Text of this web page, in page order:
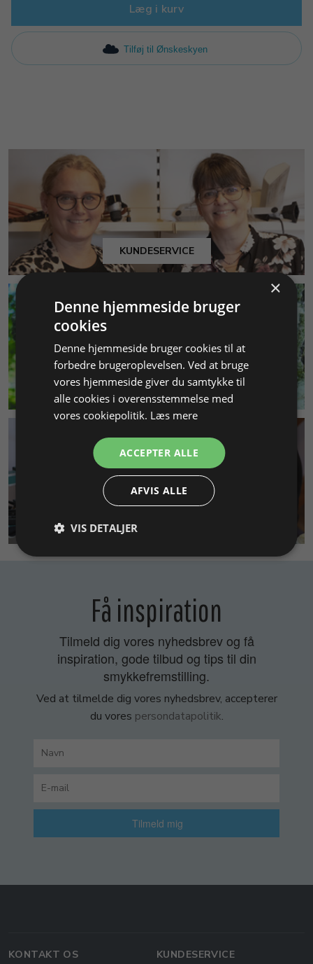
Læg i kurv
Tilføj til Ønskeskyen
KUNDESERVICE
MILJØ & BÆREDYGTIGHED
Få inspiration
Tilmeld dig vores nyhedsbrev og få
inspiration, gode tilbud og tips til din
smykkefremstilling.
Ved at tilmelde dig vores nyhedsbrev, accepterer
du vores persondatapolitik.
Tilmeld mig
KONTAKT OS KUNDESERVICE
×
Denne hjemmeside bruger
cookies
Denne hjemmeside bruger cookies til at
forbedre brugeroplevelsen. Ved at bruge
vores hjemmeside giver du samtykke til
alle cookies i overensstemmelse med
vores cookiepolitik. Læs mere
ACCEPTER ALLE
AFVIS ALLE
VIS DETALJER